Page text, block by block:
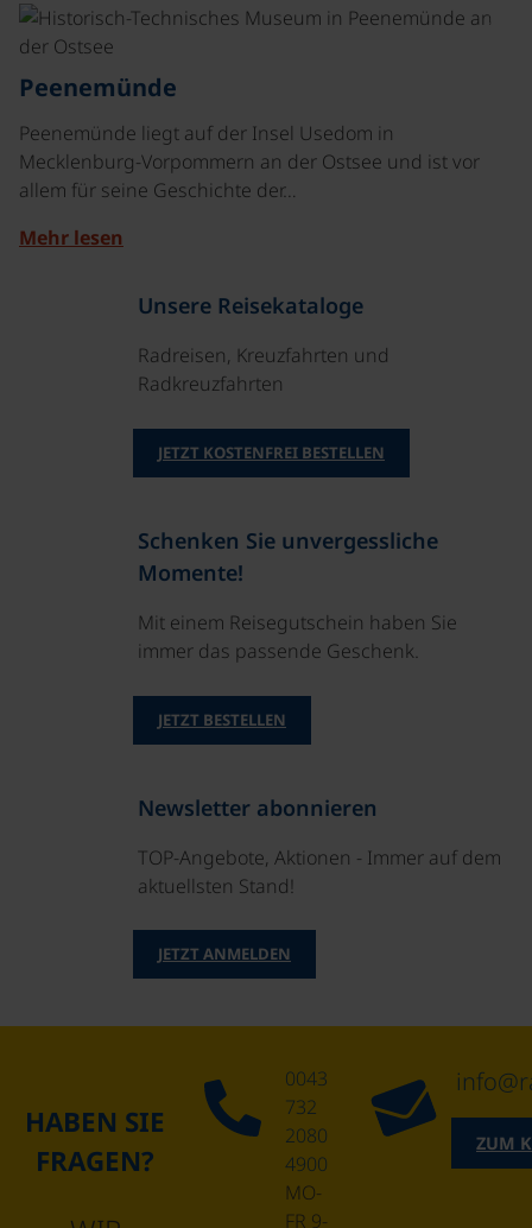
©
Peenemünde
Peenemünde liegt auf der Insel Usedom in
Mecklenburg-Vorpommern an der Ostsee und ist vor
allem für seine Geschichte der…
Mehr lesen
Unsere Reisekataloge
Radreisen, Kreuzfahrten und
Radkreuzfahrten
JETZT KOSTENFREI BESTELLEN
Schenken Sie unvergessliche
Momente!
Mit einem Reisegutschein haben Sie
immer das passende Geschenk.
JETZT BESTELLEN
Newsletter abonnieren
TOP-Angebote, Aktionen - Immer auf dem
aktuellsten Stand!
JETZT ANMELDEN
HABEN SIE
FRAGEN?
0043
732
2080
4900
MO-
FR 9-
ZUM